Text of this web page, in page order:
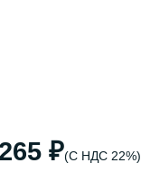
₽(С НДС 22%)